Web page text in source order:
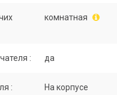
комнатная
: да
: На корпусе